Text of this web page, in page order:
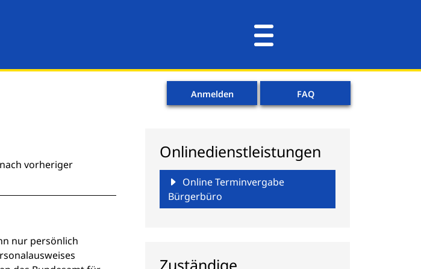
FAQ
Anmelden
vorheriger
nur persönlich
Onlinedienstleistungen
Online Terminvergabe
Bürgerbüro
Zuständige